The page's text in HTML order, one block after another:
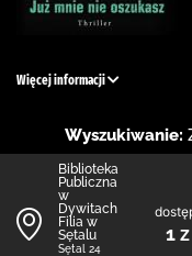
Więcej informacji
Wyszukiwanie:
Biblioteka
Publiczna
w
Dywitach
Filia w
Sętalu
Sętal 24
1